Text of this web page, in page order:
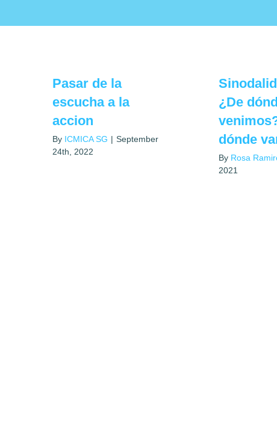
Pasar de la
escucha a la
accion
By ICMICA SG | September
24th, 2022
¿De
dónde
By Rosa
2021